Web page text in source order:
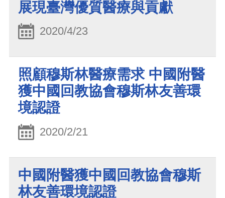
展現臺灣優質醫療與貢獻
2020/4/23
照顧穆斯林醫療需求 中國附醫
獲中國回教協會穆斯林友善環
境認證
2020/2/21
中國附醫獲中國回教協會穆斯
林友善環境認證